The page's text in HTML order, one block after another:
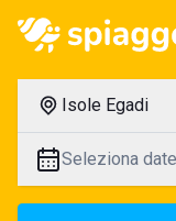
Isole Egadi
Seleziona date